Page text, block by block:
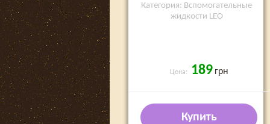
Категория: Вспомогательные
жидкости LEO
Цена: 189 грн
Купить